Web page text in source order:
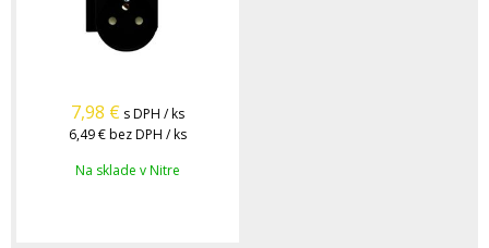
7,98 € s DPH / ks
6,49 €bez DPH / ks
Na sklade v Nitre